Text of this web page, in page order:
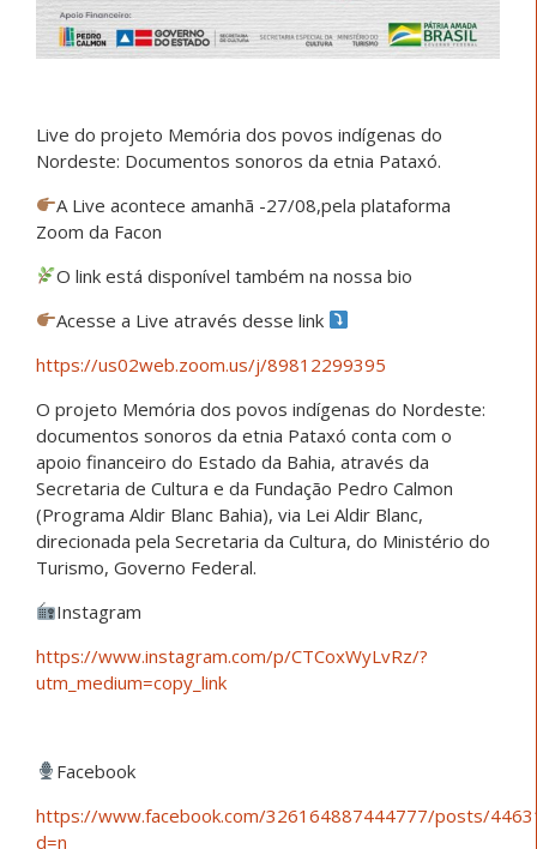
Live do projeto Memória dos povos indígenas do
Nordeste: Documentos sonoros da etnia Pataxó.
A Live acontece amanhã -27/08,pela plataforma
Zoom da Facon
O link está disponível também na nossa bio
Acesse a Live através desse link
https://us02web.zoom.us/j/89812299395
O projeto Memória dos povos indígenas do Nordeste:
documentos sonoros da etnia Pataxó conta com o
apoio financeiro do Estado da Bahia, através da
Secretaria de Cultura e da Fundação Pedro Calmon
(Programa Aldir Blanc Bahia), via Lei Aldir Blanc,
direcionada pela Secretaria da Cultura, do Ministério do
Turismo, Governo Federal.
Instagram
https://www.instagram.com/p/CTCoxWyLvRz/?
utm_medium=copy_link
Facebook
https://www.facebook.com/326164887444777/posts/
d=n